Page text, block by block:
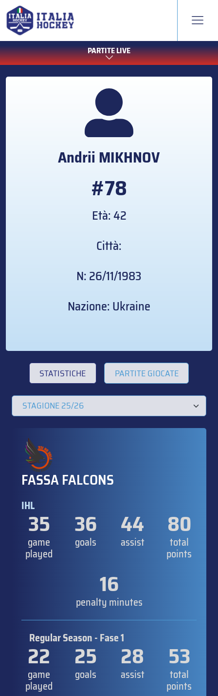
PARTITE LIVE
Andrii MIKHNOV
#78
Età: 42
Città:
N: 26/11/1983
Nazione: Ukraine
STATISTICHE PARTITE GIOCATE
FASSA FALCONS
IHL
35
game
played
36
goals
44
assist
80
total
points
16
penalty minutes
Regular Season - Fase 1
22
game
played
25
goals
28
assist
53
total
points